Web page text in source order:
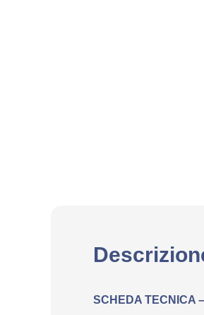
SCHEDA TECNICA